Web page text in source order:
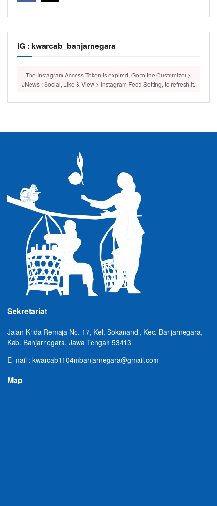
IG : kwarcab_banjarnegara
The Instagram Access Token is expired, Go to the Customizer >
JNews : Social, Like & View > Instagram Feed Setting, to refresh it.
Sekretariat
Jalan Krida Remaja No. 17, Kel. Sokanandi, Kec. Banjarnegara,
Kab. Banjarnegara, Jawa Tengah 53413
E-mail : kwarcab1104mbanjarnegara@gmail.com
Map